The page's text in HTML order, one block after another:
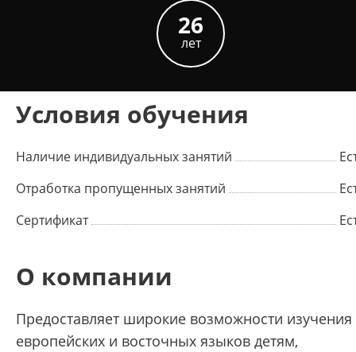
26
лет
Условия обучения
Наличие индивидуальных занятий
Отработка пропущенных занятий
Сертификат
О компании
Предоставляет широкие возможности изучения
европейских и восточных языков детям,